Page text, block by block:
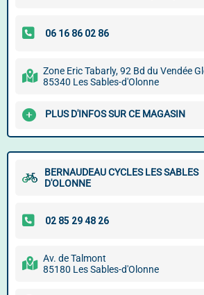
Zone Eric Tabarly, 92 Bd du Vendée
85340 Les Sables-d'Olonne
PLUS D'INFOS SUR CE MAGASIN
BERNAUDEAU CYCLES LES SABLES
D'OLONNE
Av. de Talmont
85180 Les Sables-d'Olonne